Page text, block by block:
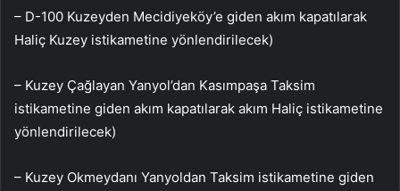
– D-100 Kuzeyden Mecidiyeköy’e giden akım kapatılarak
Haliç Kuzey istikametine yönlendirilecek)
– Kuzey Çağlayan Yanyol’dan Kasımpaşa Taksim
istikametine giden akım kapatılarak akım Haliç istikametine
yönlendirilecek)
– Kuzey Okmeydanı Yanyoldan Taksim istikametine giden